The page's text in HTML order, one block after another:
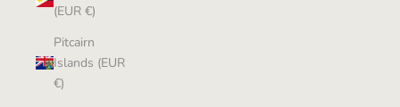
(EUR €)
Pitcairn
Islands (EUR
€)